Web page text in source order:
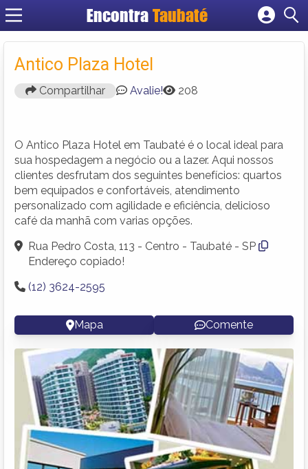
EncontraTaubaté
Cadastrar empresa
Criar conta
Antico Plaza Hotel
Compartilhar Avalie! 208
O Antico Plaza Hotel em Taubaté é o local ideal para
sua hospedagem a negócio ou a lazer. Aqui nossos
clientes desfrutam dos seguintes benefícios: quartos
bem equipados e confortáveis, atendimento
personalizado com agilidade e eficiência, delicioso
café da manhã com varias opções.
Rua Pedro Costa, 113 - Centro - Taubaté - SP
Endereço copiado!
(12) 3624-2595
Mapa Comente